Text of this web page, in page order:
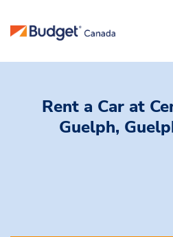
Rent a Car at
Guelph,